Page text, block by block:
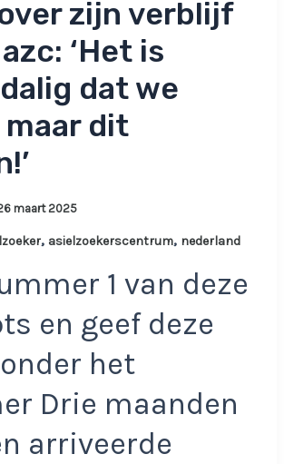
zijn verblijf
‘Het is
dat we
dit
maart 2025
, asielzoekerscentrum, nederland
1 van deze
en geef deze
het
Drie maanden
arriveerde